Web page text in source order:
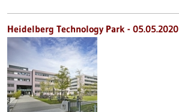
Heidelberg Technology Park - 05.05.2020